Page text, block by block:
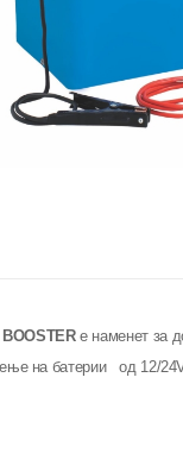
BOOSTERе наменет за
на батерии од 12/